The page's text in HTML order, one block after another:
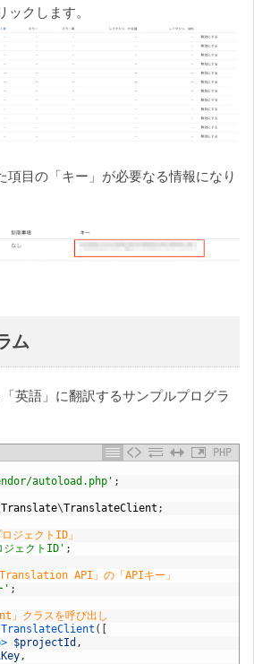
ックします。
項目の「キー」が必要なる情報になり
ム
英語」に翻訳するサンプルプログラ
PHP
autoload.php' ;
Translate\TranslateClient ;
ジェクトID」
ジェクトID' ;
API」の「APIキー」
' ;
クラスを呼び出し
TranslateClient (
> $projectId ,
,